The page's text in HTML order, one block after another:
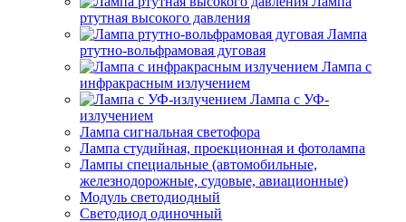
ртутная высокого давления
Лампа
ртутно-вольфрамовая дуговая
Лампа с
инфракрасным излучением
Лампа с УФ-
излучением
Лампа сигнальная светофора
Лампа студийная, проекционная и фотолампа
Лампы специальные (автомобильные,
железнодорожные, судовые, авиационные)
Модуль светодиодный
Светодиод одиночный